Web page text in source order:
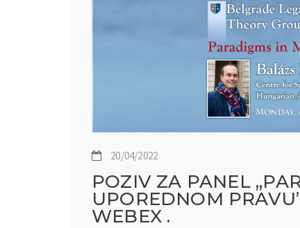
20/04/2022
POZIV ZA PANEL
UPOREDNOM
WEBEX .